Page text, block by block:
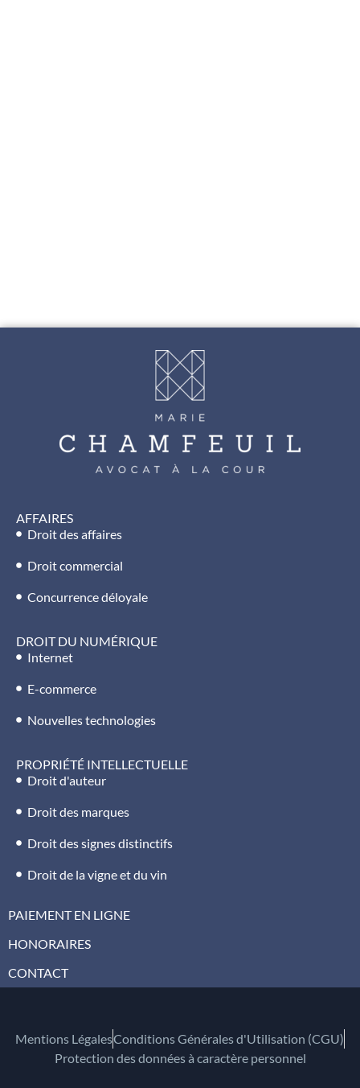
AFFAIRES
Droit des affaires
Droit commercial
Concurrence déloyale
DROIT DU NUMÉRIQUE
Internet
E-commerce
Nouvelles technologies
PROPRIÉTÉ INTELLECTUELLE
Droit d'auteur
Droit des marques
Droit des signes distinctifs
Droit de la vigne et du vin
PAIEMENT EN LIGNE
HONORAIRES
CONTACT
Mentions LégalesConditions Générales d'Utilisation (CGU)
Protection des données à caractère personnel